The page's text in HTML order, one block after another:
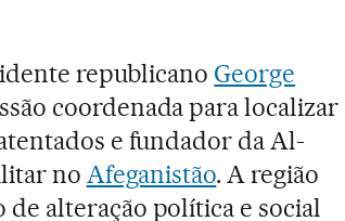
republicano George
coordenada para localizar
e fundador da Al-
no Afeganistão. A região
alteração política e social